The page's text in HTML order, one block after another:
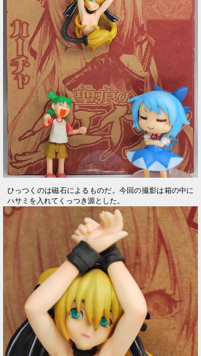
ひっつくのは磁石によるものだ。今回の撮影は箱の中に
ハサミを入れてくっつき源とした。